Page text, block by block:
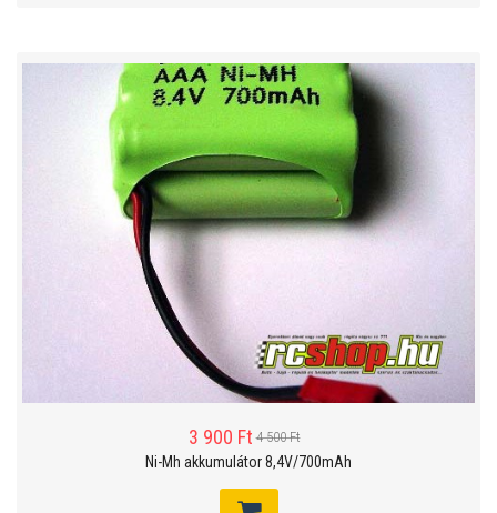
3 900 Ft 4 500 Ft
Ni-Mh akkumulátor 8,4V/700mAh